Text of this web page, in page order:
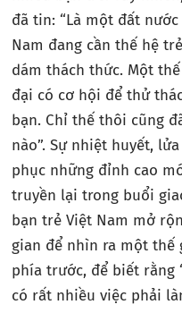
đã tin: “Là một đất
Nam đang cần thế hệ
dám thách thức. Một
đại có cơ hội để thử
bạn. Chỉ thế thôi cũng
nào”. Sự nhiệt huyết,
phục những đỉnh cao
truyền lại trong buổi
bạn trẻ Việt Nam mở
gian để nhìn ra một
phía trước, để biết rằng
có rất nhiều việc phải